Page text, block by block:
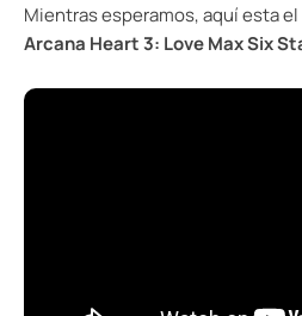
Mientras esperamos, aquí esta
Arcana Heart 3: Love Max Six